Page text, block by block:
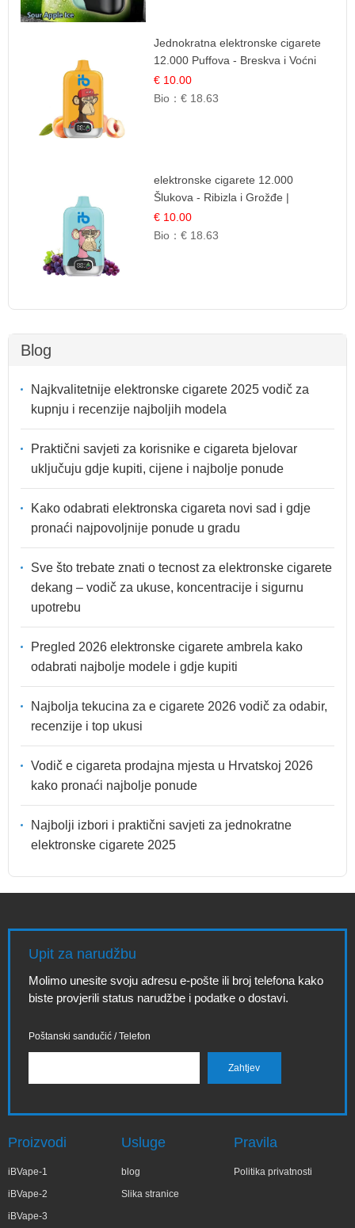
Jednokratna elektronske cigarete
12.000 Puffova - Breskva i Voćni
Sok | Osježavajuća Voćna
Mješavina
€ 10.00
Bio：€ 18.63
elektronske cigarete 12.000
Šlukova - Ribizla i Grožđe |
Elegantna Voćna Kombinacija
€ 10.00
Bio：€ 18.63
Blog
Najkvalitetnije elektronske cigarete 2025 vodič za
kupnju i recenzije najboljih modela
Praktični savjeti za korisnike e cigareta bjelovar
uključuju gdje kupiti, cijene i najbolje ponude
Kako odabrati elektronska cigareta novi sad i gdje
pronaći najpovoljnije ponude u gradu
Sve što trebate znati o tecnost za elektronske cigarete
dekang – vodič za ukuse, koncentracije i sigurnu
upotrebu
Pregled 2026 elektronske cigarete ambrela kako
odabrati najbolje modele i gdje kupiti
Najbolja tekucina za e cigarete 2026 vodič za odabir,
recenzije i top ukusi
Vodič e cigareta prodajna mjesta u Hrvatskoj 2026
kako pronaći najbolje ponude
Najbolji izbori i praktični savjeti za jednokratne
elektronske cigarete 2025
Upit za narudžbu
Molimo unesite svoju adresu e-pošte ili broj telefona kako
biste provjerili status narudžbe i podatke o dostavi.
Poštanski sandučić / Telefon
Proizvodi
iBVape-1
iBVape-2
iBVape-3
Usluge
blog
Slika stranice
Pravila
Politika privatnosti